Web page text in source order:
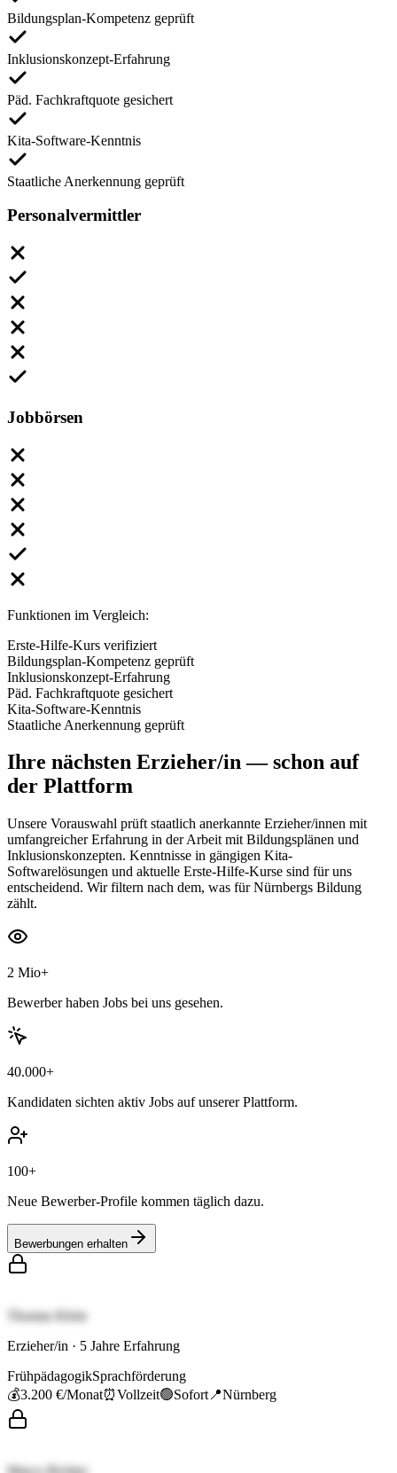
Bildungsplan-Kompetenz geprüft
Inklusionskonzept-Erfahrung
Päd. Fachkraftquote gesichert
Kita-Software-Kenntnis
Staatliche Anerkennung geprüft
Personalvermittler
Jobbörsen
Funktionen im Vergleich:
Erste-Hilfe-Kurs verifiziert
Bildungsplan-Kompetenz geprüft
Inklusionskonzept-Erfahrung
Päd. Fachkraftquote gesichert
Kita-Software-Kenntnis
Staatliche Anerkennung geprüft
Ihre nächsten Erzieher/in— schon auf
der Plattform
Unsere Vorauswahl prüft staatlich anerkannte Erzieher/innen mit
umfangreicher Erfahrung in der Arbeit mit Bildungsplänen und
Inklusionskonzepten. Kenntnisse in gängigen Kita-
Softwarelösungen und aktuelle Erste-Hilfe-Kurse sind für uns
entscheidend. Wir filtern nach dem, was für Nürnbergs Bildung
zählt.
2 Mio+
Bewerber haben Jobs bei uns gesehen.
40.000+
Kandidaten sichten aktiv Jobs auf unserer Plattform.
100+
Neue Bewerber-Profile kommen täglich dazu.
Bewerbungen erhalten
Thomas Klein
Erzieher/in · 5 Jahre Erfahrung
FrühpädagogikSprachförderung
💰3.200 €/Monat⏰Vollzeit🟢Sofort 📍Nürnberg